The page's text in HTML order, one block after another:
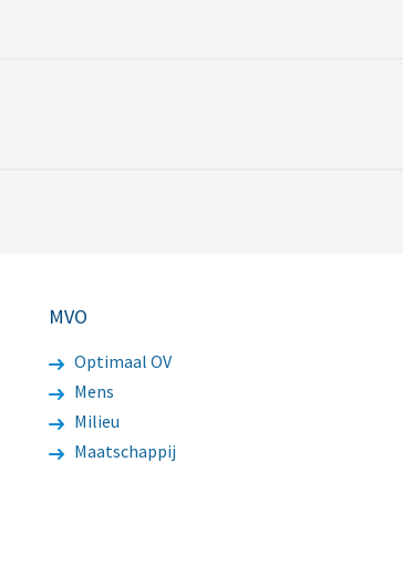
MVO
Optimaal OV
Mens
Milieu
Maatschappij